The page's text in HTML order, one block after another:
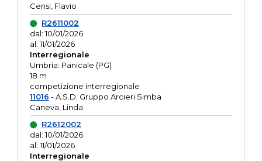
Censi, Flavio
R2611002
dal: 10/01/2026
al: 11/01/2026
Interregionale
Umbria: Panicale (PG)
18 m
competizione interregionale
11016 - A.S.D. Gruppo Arcieri Simba
Caneva, Linda
R2612002
dal: 10/01/2026
al: 11/01/2026
Interregionale